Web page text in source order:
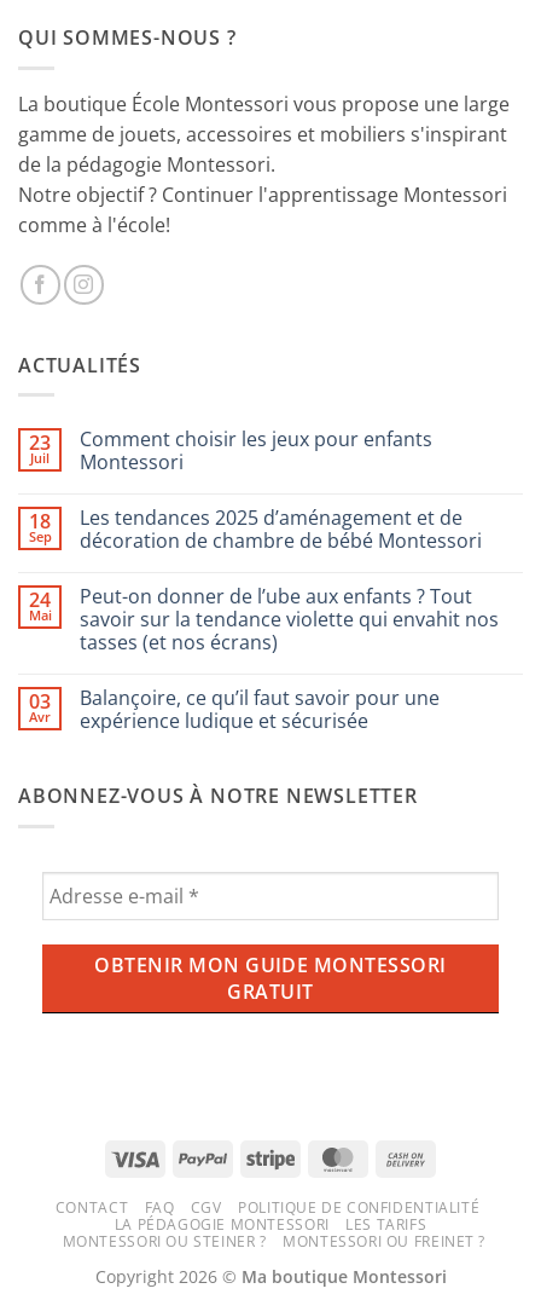
29.90€.
QUI SOMMES-NOUS ?
La boutique École Montessori vous propose une large
gamme de jouets, accessoires et mobiliers s'inspirant
de la pédagogie Montessori.
Notre objectif ? Continuer l'apprentissage Montessori
comme à l'école!
ACTUALITÉS
23
Juil
Comment choisir les jeux pour enfants
Montessori
sur
Comment
choisir
pour
enfants
Montessori
18
Sep
Les tendances 2025 d’aménagement et de
décoration de chambre de bébé Montessori
sur
Les
tendances
2025
de
décoration
de
chambre
Montessori
24
Mai
Peut-on donner de l’ube aux enfants ? Tout
savoir sur la tendance violette qui envahit nos
tasses (et nos écrans)
sur
Peut-
on
aux
enfants
sur
tendance
violette
envahit
nos
nos
03
Avr
Balançoire, ce qu’il faut savoir pour une
expérience ludique et sécurisée
Balançoire,
ce
pour
expérience
ludique
sécurisée
ABONNEZ-VOUS À NOTRE NEWSLETTER
Visa PayPal Stripe MasterCard
Delivery
CONTACT FAQ CGV
POLITIQUE DE CONFIDENTIALITÉ
LA PÉDAGOGIE MONTESSORI
LES TARIFS
MONTESSORI OU STEINER ?
MONTESSORI OU FREINET ?
Copyright 2026 © Ma boutique Montessori